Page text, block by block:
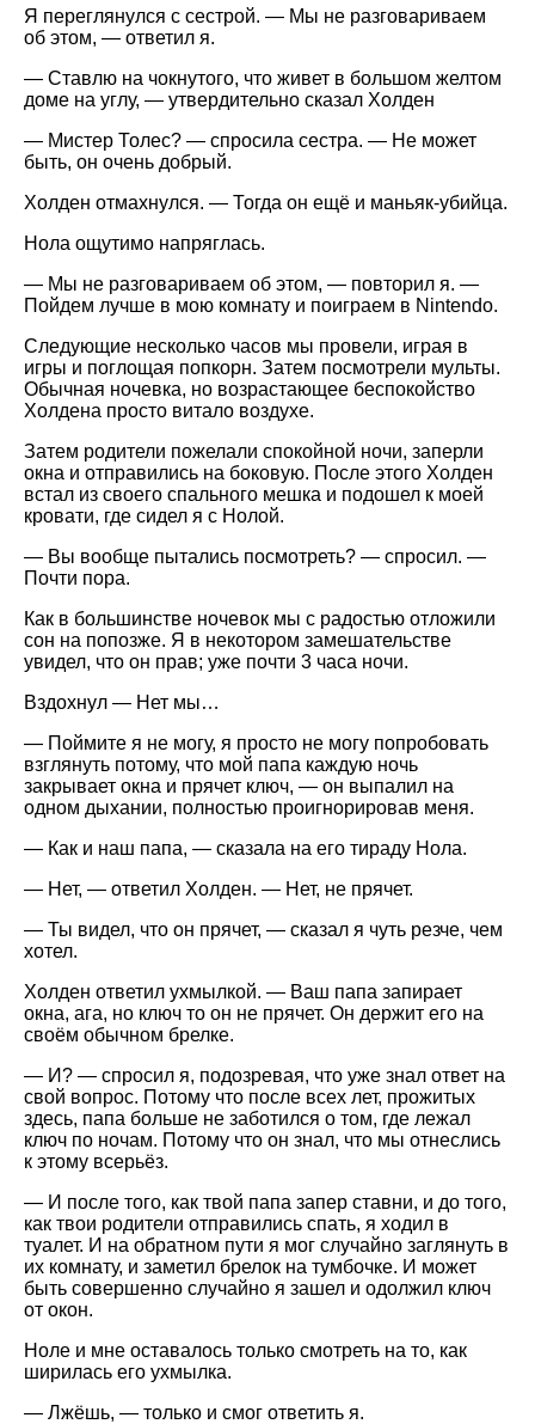
Я переглянулся с сестрой. — Мы не разговариваем
об этом, — ответил я.
— Ставлю на чокнутого, что живет в большом желтом
доме на углу, — утвердительно сказал Холден
— Мистер Толес? — спросила сестра. — Не может
быть, он очень добрый.
Холден отмахнулся. — Тогда он ещё и маньяк-убийца.
Нола ощутимо напряглась.
— Мы не разговариваем об этом, — повторил я. —
Пойдем лучше в мою комнату и поиграем в Nintendo.
Следующие несколько часов мы провели, играя в
игры и поглощая попкорн. Затем посмотрели мульты.
Обычная ночевка, но возрастающее беспокойство
Холдена просто витало воздухе.
Затем родители пожелали спокойной ночи, заперли
окна и отправились на боковую. После этого Холден
встал из своего спального мешка и подошел к моей
кровати, где сидел я с Нолой.
— Вы вообще пытались посмотреть? — спросил. —
Почти пора.
Как в большинстве ночевок мы с радостью отложили
сон на попозже. Я в некотором замешательстве
увидел, что он прав; уже почти 3 часа ночи.
Вздохнул — Нет мы…
— Поймите я не могу, я просто не могу попробовать
взглянуть потому, что мой папа каждую ночь
закрывает окна и прячет ключ, — он выпалил на
одном дыхании, полностью проигнорировав меня.
— Как и наш папа, — сказала на его тираду Нола.
— Нет, — ответил Холден. — Нет, не прячет.
— Ты видел, что он прячет, — сказал я чуть резче, чем
хотел.
Холден ответил ухмылкой. — Ваш папа запирает
окна, ага, но ключ то он не прячет. Он держит его на
своём обычном брелке.
— И? — спросил я, подозревая, что уже знал ответ на
свой вопрос. Потому что после всех лет, прожитых
здесь, папа больше не заботился о том, где лежал
ключ по ночам. Потому что он знал, что мы отнеслись
к этому всерьёз.
— И после того, как твой папа запер ставни, и до того,
как твои родители отправились спать, я ходил в
туалет. И на обратном пути я мог случайно заглянуть в
их комнату, и заметил брелок на тумбочке. И может
быть совершенно случайно я зашел и одолжил ключ
от окон.
Ноле и мне оставалось только смотреть на то, как
ширилась его ухмылка.
— Лжёшь, — только и смог ответить я.